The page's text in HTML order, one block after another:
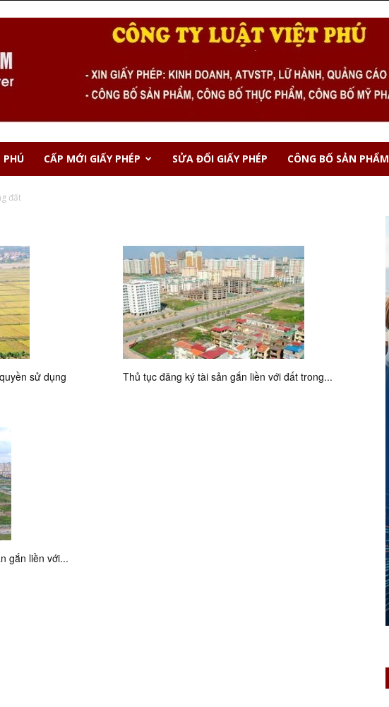
PHÚ CẤP MỚI GIẤY PHÉP SỬA ĐỔI GIẤY PHÉP CÔNG BỐ SẢN PHẨM
đất
sử dụng
Thủ tục đăng ký tài sản gắn liền với đất trong...
gắn liền với...